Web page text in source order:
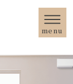
menu